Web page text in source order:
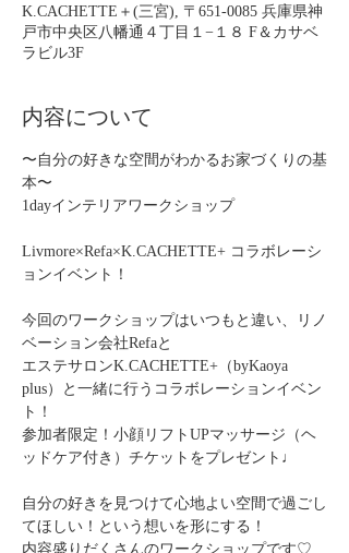
K.CACHETTE＋(三宮), 〒651-0085 兵庫県神
戸市中央区八幡通４丁目１−１８ F＆カサベ
ラビル3F
内容について
〜自分の好きな空間がわかるお家づくりの基
本〜
1dayインテリアワークショップ
Livmore×Refa×K.CACHETTE+ コラボレーシ
ョンイベント！
今回のワークショップはいつもと違い、リノ
ベーション会社Refaと
エステサロンK.CACHETTE+（byKaoya
plus）と一緒に行うコラボレーションイベン
ト！
参加者限定！小顔リフトUPマッサージ（ヘ
ッドケア付き）チケットをプレゼント♩
自分の好きを見つけて心地よい空間で過ごし
てほしい！という想いを形にする！
内容盛りだくさんのワークショップです♡